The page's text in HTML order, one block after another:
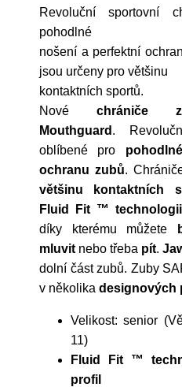
Revoluční sportovní
pohodlné
nošení a perfektní
jsou určeny pro většinu
kontaktních sportů.
Nové chrániče
Mouthguard .
oblíbené pro
ochranu zubů.
většinu kontaktních
Fluid Fit ™ technologii
díky kterému můžete
mluvit nebo třeba pít.
dolní část zubů. Zuby
v několika designových
Velikost: senior
11)
Fluid Fit ™
profil